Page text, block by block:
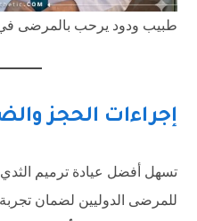
طبيب ودود يرحب بالمرضى
إجراءات الحجز
تسهل أفضل عيادة ترميم
للمرضى الدوليين لضمان